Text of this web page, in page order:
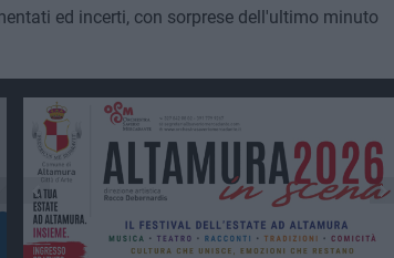
ed incerti, con sorprese dell'ultimo minuto